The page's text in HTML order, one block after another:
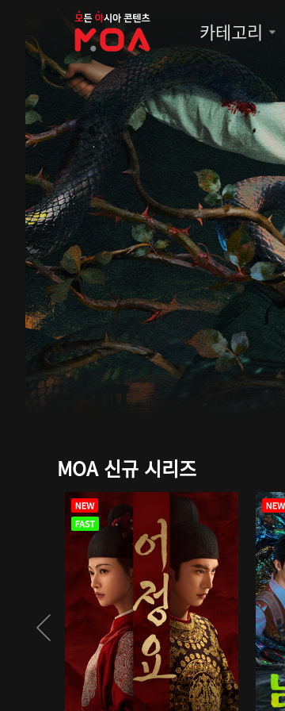
MOA
카테고리
MOA 신규 시리즈